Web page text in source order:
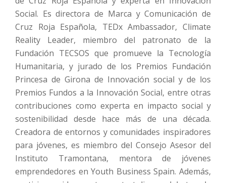
Social. Es directora de Marca y Comunicación de
Cruz Roja Española, TEDx Ambassador, Climate
Reality Leader, miembro del patronato de la
Fundación TECSOS que promueve la Tecnología
Humanitaria, y jurado de los Premios Fundación
Princesa de Girona de Innovación social y de los
Premios Fundos a la Innovación Social, entre otras
contribuciones como experta en impacto social y
sostenibilidad desde hace más de una década.
Creadora de entornos y comunidades inspiradores
para jóvenes, es miembro del Consejo Asesor del
Instituto Tramontana, mentora de jóvenes
emprendedores en Youth Business Spain. Además,